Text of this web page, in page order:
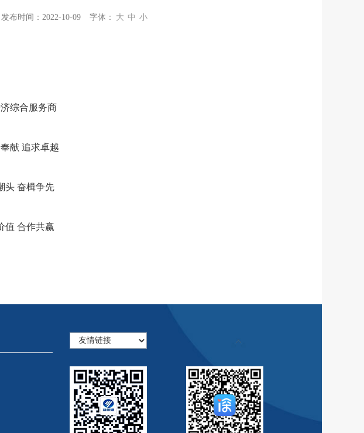
发布时间：2022-10-09 字体： 大 中 小
综合服务商
献 追求卓越
头 奋楫争先
值 合作共赢